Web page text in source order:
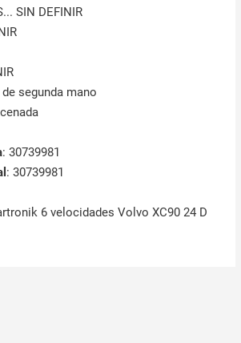
SIN DEFINIR
segunda mano
: 30739981
: 30739981
6 velocidades Volvo XC90 24 D